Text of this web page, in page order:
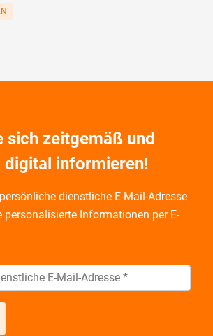
sich zeitgemäß und
digital informieren!
dienstliche E-Mail-Adresse
personalisierte Informationen per E-